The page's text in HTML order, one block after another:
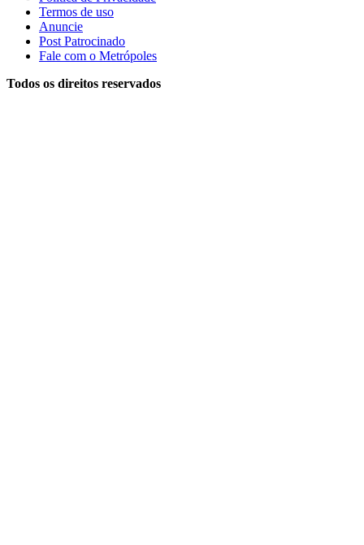
Termos de uso
Anuncie
Post Patrocinado
Fale com o Metrópoles
Todos os direitos reservados